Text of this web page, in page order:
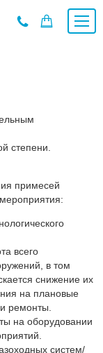
степени.
примесей
всего
в том
снижение их
на плановые
ремонты.
на оборудовании
систем/